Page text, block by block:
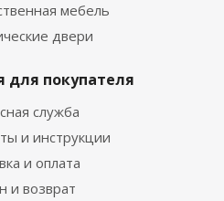
мебель
двери
покупателя
служба
и инструкции
и оплата
и возврат